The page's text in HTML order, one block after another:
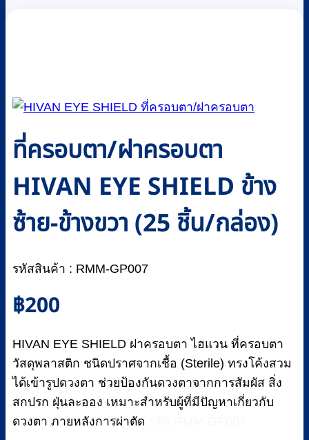
ที่ครอบตา/ฝาครอบตา
HIVAN EYE SHIELD ข้าง
ซ้าย-ข้างขวา (25 ชิ้น/กล่อง)
รหัสสินค้า : RMM-GP007
฿200
HIVAN EYE SHIELD ฝาครอบตา ไฮแวน ที่ครอบตา
วัสดุพลาสติก ชนิดปราศจากเชื้อ (Sterile) ทรงโค้งสวม
ได้เข้ารูปดวงตา ช่วยป้องกันดวงตาจากการสัมผัส สิ่ง
สกปรก ฝุ่นละออง เหมาะสำหรับผู้ที่มีปัญหาเกี่ยวกับ
ดวงตา ภายหลังการผ่าตัด